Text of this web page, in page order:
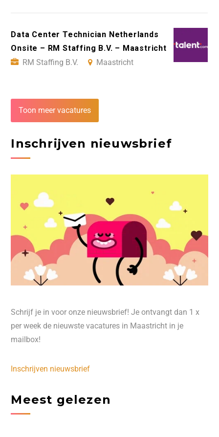
Data Center Technician Netherlands
Onsite – RM Staffing B.V. – Maastricht
RM Staffing B.V.
Maastricht
Toon meer vacatures
Inschrijven nieuwsbrief
Schrijf je in voor onze nieuwsbrief! Je ontvangt dan 1 x
per week de nieuwste vacatures in Maastricht in je
mailbox!
Inschrijven nieuwsbrief
Meest gelezen